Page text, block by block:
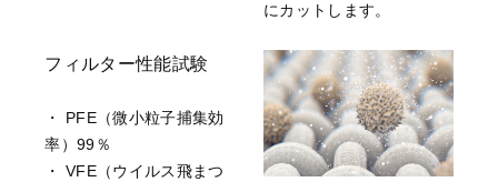
にカットします。
フィルター性能試験
・ PFE（微小粒子捕集効
率）99％
・ VFE（ウイルス飛まつ